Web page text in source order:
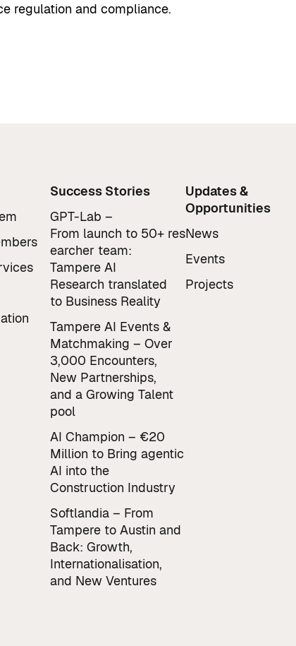
regulation and compliance.
Success Stories
GPT-Lab –
From launch to 50+ res
earcher team:
Tampere AI
Research translated
to Business Reality
Tampere AI Events &
Matchmaking – Over
3,000 Encounters,
New Partnerships,
and a Growing Talent
pool
AI Champion – €20
Million to Bring agentic
AI into the
Construction Industry
Softlandia – From
Tampere to Austin and
Back: Growth,
Internationalisation,
and New Ventures
Updates &
Opportunities
News
Events
Projects